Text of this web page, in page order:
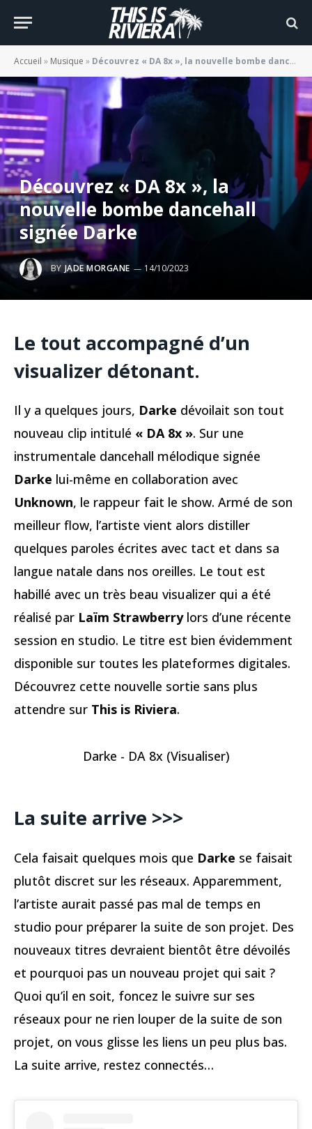
Accueil » Musique » Découvrez « DA 8x », la nouvelle bombe dancehall signée Darke
Découvrez « DA 8x », la
nouvelle bombe dancehall
signée Darke
BY JADE MORGANE 14/10/2023
Le tout accompagné d’un
visualizer détonant.
Il y a quelques jours, Darke dévoilait son tout
nouveau clip intitulé « DA 8x ». Sur une
instrumentale dancehall mélodique signée
Darke lui-même en collaboration avec
Unknown, le rappeur fait le show. Armé de son
meilleur flow, l’artiste vient alors distiller
quelques paroles écrites avec tact et dans sa
langue natale dans nos oreilles. Le tout est
habillé avec un très beau visualizer qui a été
réalisé par Laïm Strawberrylors d’une récente
session en studio. Le titre est bien évidemment
disponible sur toutes les plateformes digitales.
Découvrez cette nouvelle sortie sans plus
attendre sur This is Riviera.
Darke - DA 8x (Visualiser)
La suite arrive >>>
Cela faisait quelques mois que Darke se faisait
plutôt discret sur les réseaux. Apparemment,
l’artiste aurait passé pas mal de temps en
studio pour préparer la suite de son projet. Des
nouveaux titres devraient bientôt être dévoilés
et pourquoi pas un nouveau projet qui sait ?
Quoi qu’il en soit, foncez le suivre sur ses
réseaux pour ne rien louper de la suite de son
projet, on vous glisse les liens un peu plus bas.
La suite arrive, restez connectés…